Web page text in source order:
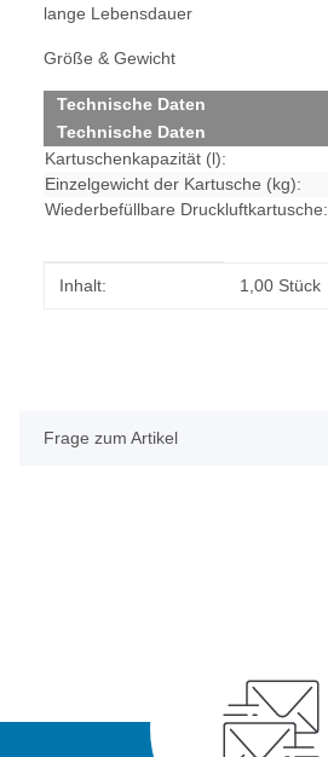
lange Lebensdauer
Größe & Gewicht
Technische Daten
Technische Daten
Kartuschenkapazität (l):
Einzelgewicht der Kartusche (kg):
Wiederbefüllbare Druckluftkartusche:
Produkteigenschaft
Wert
Inhalt: 1,00 Stück
Frage zum Artikel